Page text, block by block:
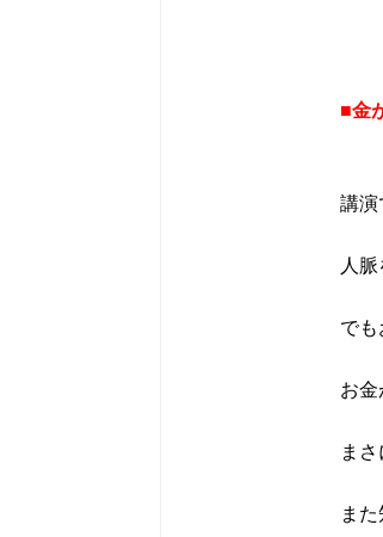
■金
講演
人
でも
お金
ま
ま